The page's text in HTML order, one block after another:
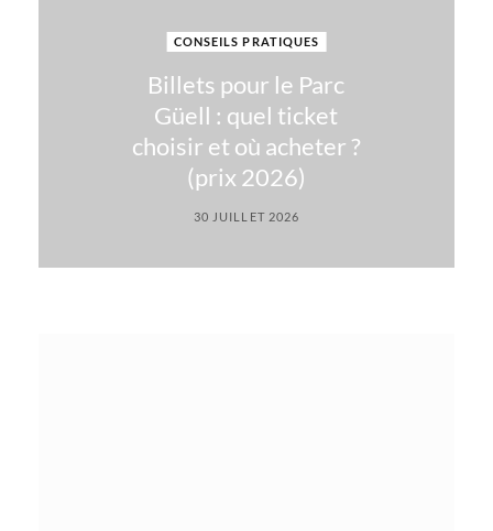
CONSEILS PRATIQUES
Billets pour le Parc
Güell : quel ticket
choisir et où acheter ?
(prix 2026)
30 JUILLET 2026